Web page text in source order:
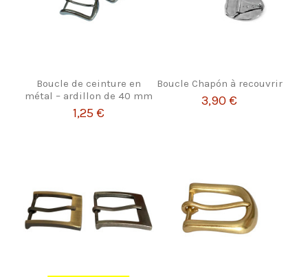
Boucle de ceinture en
métal – ardillon de 40 mm
1,25 €
Boucle Chapón à recouvrir
3,90 €